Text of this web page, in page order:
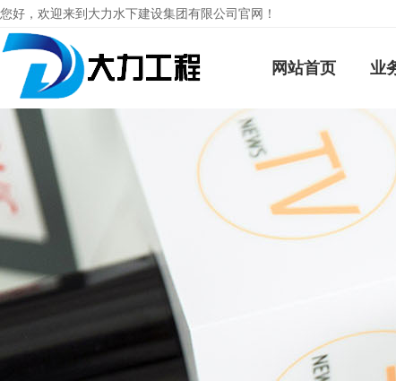
您好，欢迎来到大力水下建设集团有限公司官网！
网站首页 业